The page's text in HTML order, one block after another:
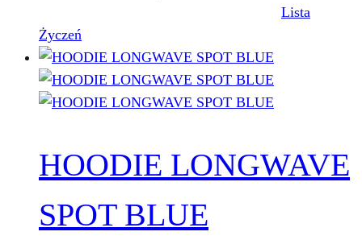
Lista
Życzeń
HOODIE LONGWAVE
SPOT BLUE